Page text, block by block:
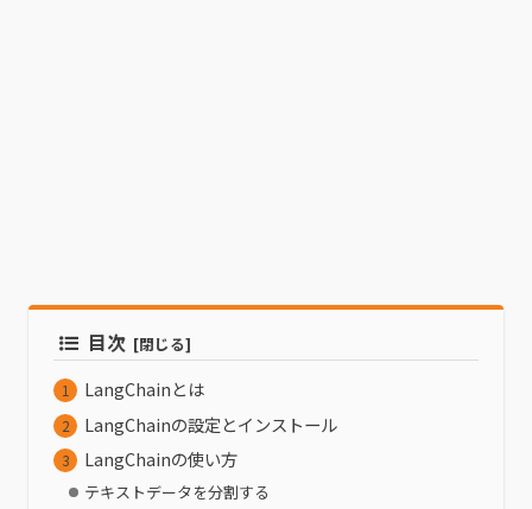
目次
LangChainとは
LangChainの設定とインストール
LangChainの使い方
テキストデータを分割する